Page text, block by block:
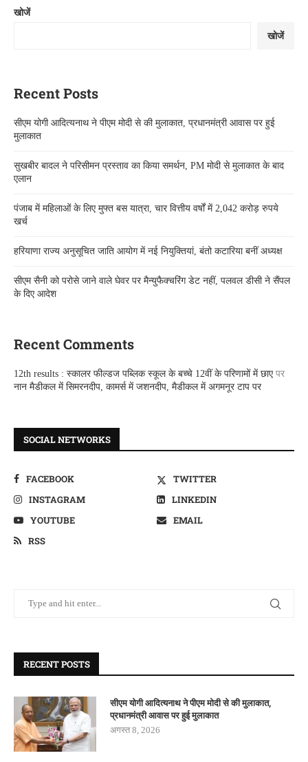
खोजें
खोजें
Recent Posts
सीएम योगी आदित्यनाथ ने पीएम मोदी से की मुलाकात, प्रधानमंत्री आवास पर हुई
मुलाकात
सुखबीर बादल ने परिसीमन प्रस्ताव का किया समर्थन, PM मोदी से मुलाकात के बाद
एलान
पंजाब में महिलाओं के लिए मुफ्त बस यात्रा, चार वित्तीय वर्षों में 2,042 करोड़ रुपये
खर्च
हरियाणा राज्य अनुसूचित जाति आयोग में नई नियुक्तियां, बंतो कटारिया बनीं अध्यक्ष
सीएम सैनी को परोसे जाने वाले घेवर पर मैन्युफैक्चरिंग डेट नहीं, पलवल डीसी ने सैंपल
के दिए आदेश
Recent Comments
12th results : स्कालर फील्डज पब्लिक स्कूल के बच्चे 12वीं के परिणामों में छाएपर
नान मैडीकल में सिमरनदीप, कामर्स में जशनदीप, मैडीकल में अगमनूर टाप पर
SOCIAL NETWORKS
FACEBOOK
TWITTER
INSTAGRAM
LINKEDIN
YOUTUBE
EMAIL
RSS
RECENT POSTS
सीएम योगी आदित्यनाथ ने पीएम मोदी से की मुलाकात,
प्रधानमंत्री आवास पर हुई मुलाकात
अगस्त 8, 2026